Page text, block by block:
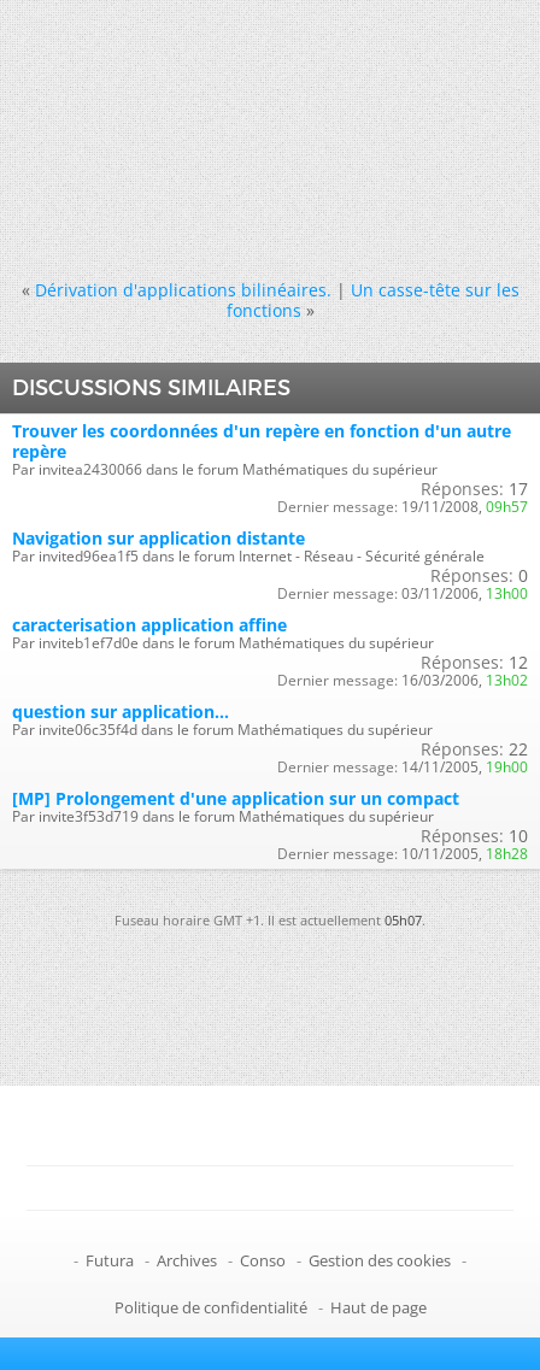
« Dérivation d'applications bilinéaires.|Un casse-tête sur les
fonctions »
DISCUSSIONS SIMILAIRES
Trouver les coordonnées d'un repère en fonction d'un autre
repère
Par invitea2430066 dans le forum Mathématiques du supérieur
Réponses: 17
Dernier message: 19/11/2008, 09h57
Navigation sur application distante
Par invited96ea1f5 dans le forum Internet - Réseau - Sécurité générale
Réponses: 0
Dernier message: 03/11/2006, 13h00
caracterisation application affine
Par inviteb1ef7d0e dans le forum Mathématiques du supérieur
Réponses: 12
Dernier message: 16/03/2006, 13h02
question sur application...
Par invite06c35f4d dans le forum Mathématiques du supérieur
Réponses: 22
Dernier message: 14/11/2005, 19h00
[MP] Prolongement d'une application sur un compact
Par invite3f53d719 dans le forum Mathématiques du supérieur
Réponses: 10
Dernier message: 10/11/2005, 18h28
Fuseau horaire GMT +1. Il est actuellement05h07.
- Futura - Archives - Conso - Gestion des cookies -
Politique de confidentialité - Haut de page